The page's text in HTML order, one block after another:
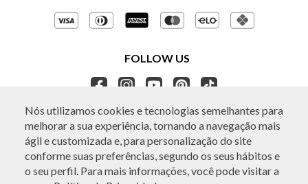
Nós utilizamos cookies e tecnologias semelhantes para
melhorar a sua experiência, tornando a navegação mais
ágil e customizada e, para personalização do site
conforme suas preferências, segundo os seus hábitos e
o seu perfil. Para mais informações, você pode visitar a
Gestão de Privacidade
Ética e Sustentabilidade
Seja um Revendedor
APP BO.BÔ
Regulamentos e Promoções
FOLLOW US